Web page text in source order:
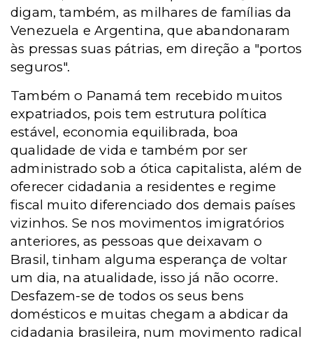
digam, também, as milhares de famílias da
Venezuela e Argentina, que abandonaram
às pressas suas pátrias, em direção a "portos
seguros".
Também o Panamá tem recebido muitos
expatriados, pois tem estrutura política
estável, economia equilibrada, boa
qualidade de vida e também por ser
administrado sob a ótica capitalista, além de
oferecer cidadania a residentes e regime
fiscal muito diferenciado dos demais países
vizinhos. Se nos movimentos imigratórios
anteriores, as pessoas que deixavam o
Brasil, tinham alguma esperança de voltar
um dia, na atualidade, isso já não ocorre.
Desfazem-se de todos os seus bens
domésticos e muitas chegam a abdicar da
cidadania brasileira, num movimento radical